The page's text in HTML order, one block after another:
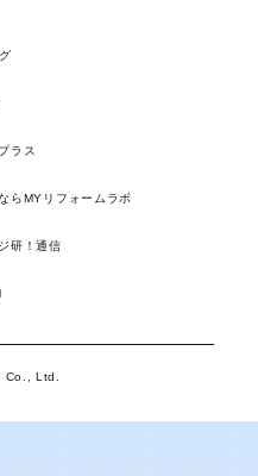
ラス
らMYリフォームラボ
研！通信
Co., Ltd.